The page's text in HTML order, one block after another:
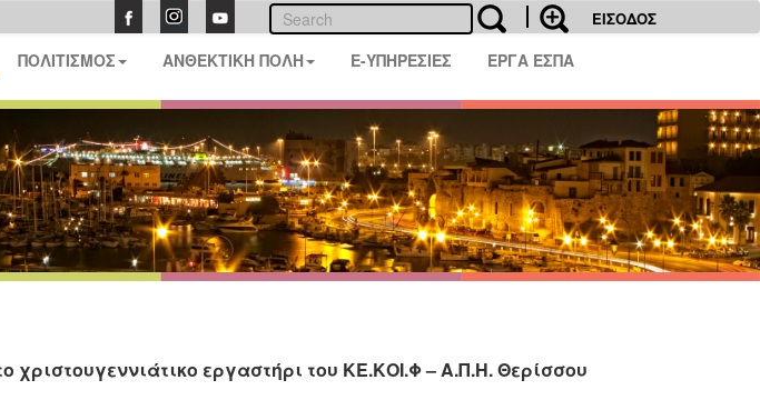
ΕΙΣΟΔΟΣ
ΠΟΛΙΤΙΣΜΟΣ ΑΝΘΕΚΤΙΚΗ ΠΟΛΗ E-ΥΠΗΡΕΣΙΕΣ ΕΡΓΑ ΕΣΠΑ
χριστουγεννιάτικο εργαστήρι του ΚΕ.ΚΟΙ.Φ – Α.Π.Η. Θερίσσου